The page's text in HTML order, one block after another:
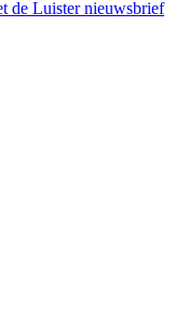
de Luister nieuwsbrief